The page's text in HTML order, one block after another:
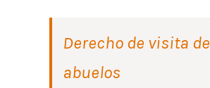
Derecho de visita de
abuelos